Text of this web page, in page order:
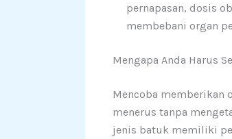
pernapasan, dosis
membebani organ
Mengapa Anda Harus
Mencoba memberikan
menerus tanpa
jenis batuk memiliki